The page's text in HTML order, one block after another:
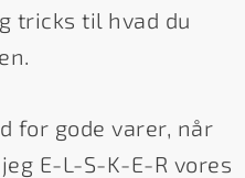
tricks til hvad du
for gode varer, når
E-L-S-K-E-R vores